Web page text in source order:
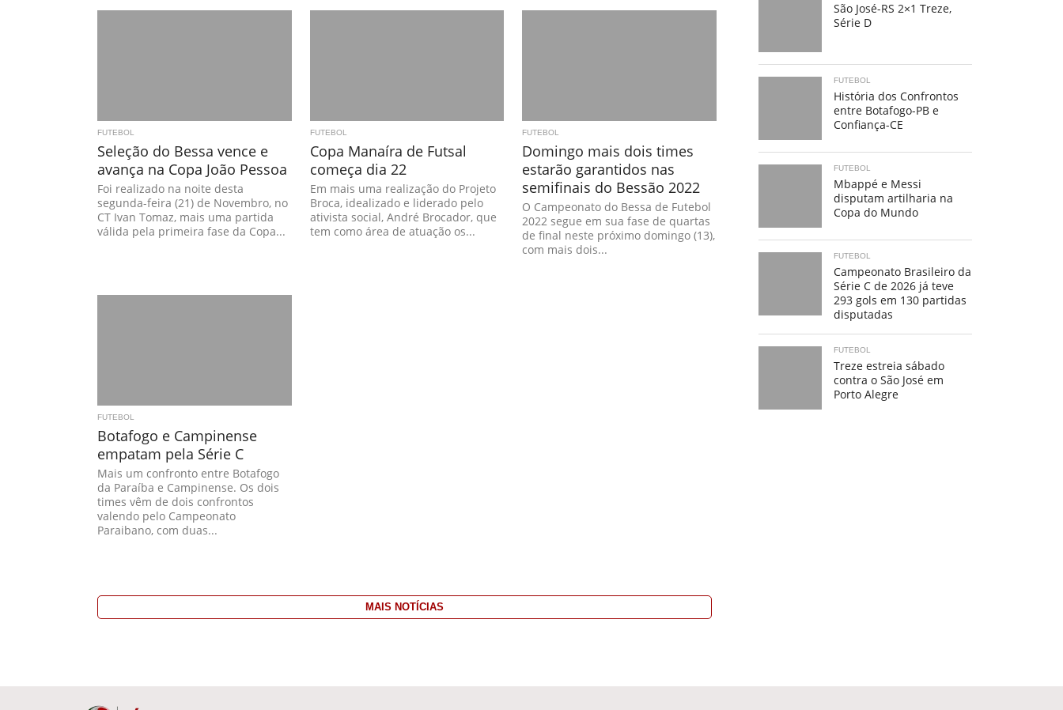
FUTEBOL
Seleção do Bessa vence e
avança na Copa João Pessoa
Foi realizado na noite desta
segunda-feira (21) de Novembro, no
CT Ivan Tomaz, mais uma partida
válida pela primeira fase da Copa...
FUTEBOL
Copa Manaíra de Futsal
começa dia 22
Em mais uma realização do Projeto
Broca, idealizado e liderado pelo
ativista social, André Brocador, que
tem como área de atuação os...
FUTEBOL
Domingo mais dois times
estarão garantidos nas
semifinais do Bessão 2022
O Campeonato do Bessa de Futebol
2022 segue em sua fase de quartas
de final neste próximo domingo (13),
com mais dois...
FUTEBOL
Botafogo e Campinense
empatam pela Série C
Mais um confronto entre Botafogo
da Paraíba e Campinense. Os dois
times vêm de dois confrontos
valendo pelo Campeonato
Paraibano, com duas...
MAIS NOTÍCIAS
São José-RS 2×1 Treze,
Série D
FUTEBOL
História dos Confrontos
entre Botafogo-PB e
Confiança-CE
FUTEBOL
Mbappé e Messi
disputam artilharia na
Copa do Mundo
FUTEBOL
Campeonato Brasileiro da
Série C de 2026 já teve
293 gols em 130 partidas
disputadas
FUTEBOL
Treze estreia sábado
contra o São José em
Porto Alegre